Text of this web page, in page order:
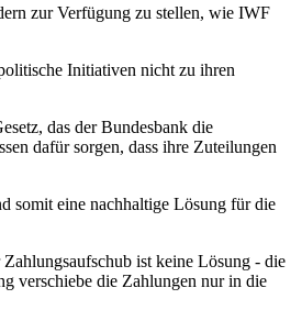
zur Verfügung zu stellen, wie IWF
Initiativen nicht zu ihren
das der Bundesbank die
dafür sorgen, dass ihre Zuteilungen
somit eine nachhaltige Lösung für die
ist keine Lösung - die
verschiebe die Zahlungen nur in die